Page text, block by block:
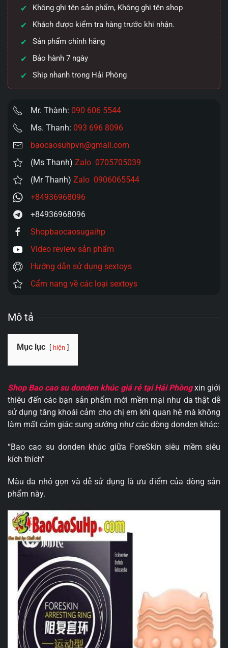
siêu
kích
thích
số
lượng
Không ghi tên sản phẩm, Không ghi tên shop
Khách được kiểm tra hàng trước khi nhận.
Sản phẩm chính hãng
Bảo hành 7 ngày
Ship nhanh trong Hải Phòng
Mr. Thành: 090 606 5544
Ms. Thanh: 093 696 8096
baocaosuhpvn@gmail.com
(Ms Thanh) Zalo 0705705039
(Mr Thanh) Zalo 0906065544
+84936968096
+84936968096
Shopbaocaosugaihp
Video review sản phẩm
Hướng dẫn sử dụng sextoys
Cẩm nang về các loại sextoys
Mô tả
Mục lục hiện
Shop Bao cao su donden khúc giá rẻ tại Hải Phòngxin giới
thiệu đến các bạn sản phẩm mới mềm mại như da thật dễ
sử dụng tăng khoái cảm cho chị em khi quan hệ mà không
làm mất cảm giác sung sướng như các dòng donden khác:
“Bao cao su donden khúc giữa ForeSkin siêu mềm siêu
kích thích”
Màu da nhỏ gọn và dễ sử dụng là ưu điểm của dòng sản
phẩm này.